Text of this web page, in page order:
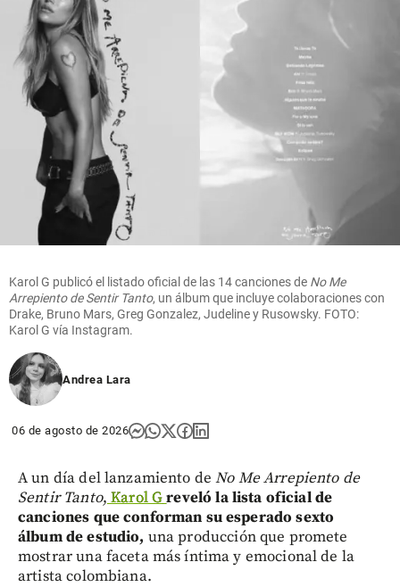
Karol G publicó el listado oficial de las 14 canciones de No Me
Arrepiento de Sentir Tanto, un álbum que incluye colaboraciones con
Drake, Bruno Mars, Greg Gonzalez, Judeline y Rusowsky. FOTO:
Karol G vía Instagram.
Andrea Lara
06 de agosto de 2026
A un día del lanzamiento deNo Me Arrepiento de
Sentir Tanto, Karol Greveló la lista oficial de
canciones que conforman su esperado sexto
álbum de estudio, una producción que promete
mostrar una faceta más íntima y emocional de la
artista colombiana.